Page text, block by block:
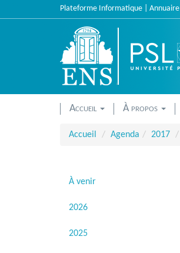
directement
Plateforme Informatique Annuaire
Accueil À propos
Accueil Agenda 2017
À venir
2026
2025